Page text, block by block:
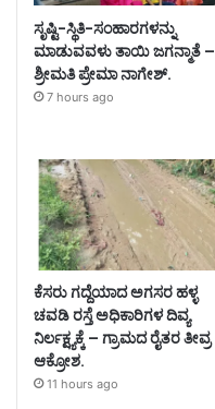
ಸೃಷ್ಟಿ-ಸ್ಥಿತಿ-ಸಂಹಾರಗಳನ್ನು
ಮಾಡುವವಳು ತಾಯಿ ಜಗನ್ಮಾತೆ –
ಶ್ರೀಮತಿ ಪ್ರೇಮಾ ನಾಗೇಶ್‌.
7 hours ago
ಕೆಸರು ಗದ್ದೆಯಾದ ಅಗಸರ ಹಳ್ಳ
ಚವಡಿ ರಸ್ತೆ ಅಧಿಕಾರಿಗಳ ದಿವ್ಯ
ನಿರ್ಲಕ್ಷ್ಯಕ್ಕೆ – ಗ್ರಾಮದ ರೈತರ ತೀವ್ರ
ಆಕ್ರೋಶ.
11 hours ago